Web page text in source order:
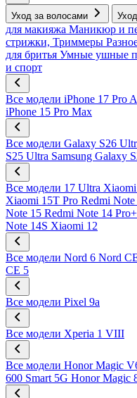
Уход за волосами
для макияжа Маникюр и
стрижки, Триммеры
для бритья Умные ушные
и спорт
Все модели iPhone 17 Pro
iPhone 15 Pro Max
Все модели Galaxy S26
S25 Ultra Samsung Galaxy
Все модели 17 Ultra
Xiaomi 15T Pro Redmi
Note 15 Redmi Note 14 Pro+
Note 14S Xiaomi 12
Все модели Nord 6 Nord
CE 5
Все модели Pixel 9a
Все модели Xperia 1 VIII
Все модели Honor Magic
600 Smart 5G Honor Magic